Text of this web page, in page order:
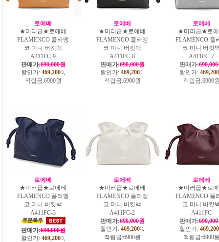
로에베
★미러급★로에베
FLAMENCO 플라멩
코 미니 버킷백
A411FC-9
판매가:690,000원
할인가: 469,200
적립금:6900원
로에베
★미러급★로에베
FLAMENCO 플라멩
코 미니 버킷백
A411FC-8
판매가:690,000원
할인가: 469,200
적립금:6900원
로에베
★미러급★로
FLAMENCO 플
코 미니 버킷
A411FC-7
판매가:
할인가: 469,200
적립금:6900
로에베
★미러급★로에베
FLAMENCO 플라멩
코 미니 버킷백
A411FC-3
판매가:690,000원
할인가: 469,200
로에베
★미러급★로에베
FLAMENCO 플라멩
코 미니 버킷백
A411FC-2
판매가:690,000원
할인가: 469,200
적립금:6900원
로에베
★미러급★로
FLAMENCO 플
코 미니 버킷
A411FC
판매가:
할인가: 469,200
적립금:6900